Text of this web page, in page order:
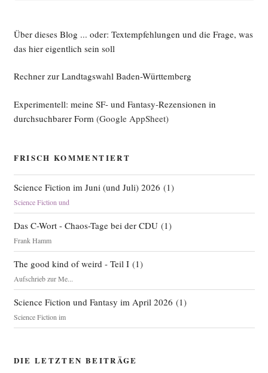
Über dieses Blog ... oder: Textempfehlungen und die Frage, was
das hier eigentlich sein soll
Rechner zur Landtagswahl Baden-Württemberg
Experimentell: meine SF- und Fantasy-Rezensionen in
durchsuchbarer Form (Google AppSheet)
FRISCH KOMMENTIERT
Science Fiction im Juni (und Juli) 2026 (1)
Science Fiction und
Das C-Wort - Chaos-Tage bei der CDU(1)
Frank Hamm
The good kind of weird - Teil I(1)
Aufschrieb zur Me...
Science Fiction und Fantasy im April 2026 (1)
Science Fiction im
DIE LETZTEN BEITRÄGE